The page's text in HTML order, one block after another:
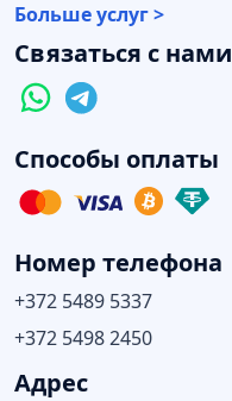
Больше услуг >
Связаться с нами
Способы оплаты
Номер телефона
+372 5489 5337
+372 5498 2450
Адрес